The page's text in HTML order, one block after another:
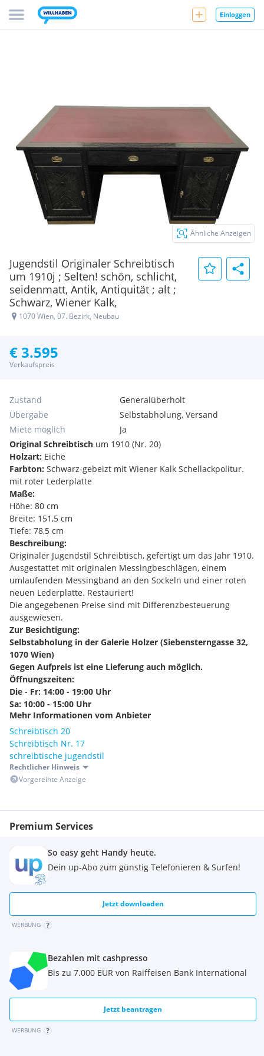
Einloggen
Jugendstil Originaler Schreibtisch
um 1910j ; Selten! schön, schlicht,
seidenmatt, Antik, Antiquität ; alt ;
Schwarz, Wiener Kalk,
1070 Wien, 07. Bezirk, Neubau
Ähnliche Anzeigen
€ 3.595
Verkaufspreis
Zustand
Generalüberholt
Übergabe
Selbstabholung, Versand
Miete möglich
Ja
Original Schreibtisch um 1910 (Nr. 20)
Holzart: Eiche
Farbton: Schwarz-gebeizt mit Wiener Kalk Schellackpolitur.
mit roter Lederplatte
Maße:
Höhe: 80 cm
Breite: 151,5 cm
Tiefe: 78,5 cm
Beschreibung:
Originaler Jugendstil Schreibtisch, gefertigt um das Jahr 1910.
Ausgestattet mit originalen Messingbeschlägen, einem
umlaufenden Messingband an den Sockeln und einer roten
neuen Lederplatte. Restauriert!
Die angegebenen Preise sind mit Differenzbesteuerung
ausgewiesen.
Zur Besichtigung:
Selbstabholung in der Galerie Holzer (Siebensterngasse 32,
1070 Wien)
Gegen Aufpreis ist eine Lieferung auch möglich.
Öffnungszeiten:
Die - Fr: 14:00 - 19:00 Uhr
Sa: 10:00 - 15:00 Uhr
Terminvereinbarung außerhalb der Öffnungszeiten jederzeit
möglich!
Besuchen Sie gerne unsere Website wo eine Vielzahl an
restaurierten & unrestaurierten
Originalmöbel, sowie Maßmöbel, ausgestellt sind.
Gerne gehen wir auch Ihren Kundenwünschen nach.
Mehr Informationen vom Anbieter
Schreibtisch 20
Schreibtisch Nr. 17
schreibtische jugendstil
Rechtlicher Hinweis
Vorgereihte Anzeige
Premium Services
So easy geht Handy heute.
Dein up-Abo zum günstig Telefonieren & Surfen!
Jetzt downloaden
WERBUNG
Bezahlen mit cashpresso
Bis zu 7.000 EUR von Raiffeisen Bank International
Jetzt beantragen
WERBUNG